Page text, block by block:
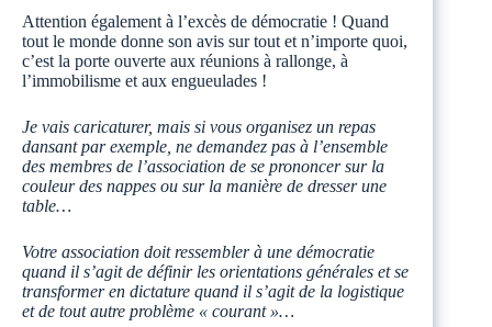
Attention également à l’excès de démocratie ! Quand
tout le monde donne son avis sur tout et n’importe quoi,
c’est la porte ouverte aux réunions à rallonge, à
l’immobilisme et aux engueulades !
Je vais caricaturer, mais si vous organisez un repas
dansant par exemple, ne demandez pas à l’ensemble
des membres de l’association de se prononcer sur la
couleur des nappes ou sur la manière de dresser une
table…
Votre association doit ressembler à une démocratie
quand il s’agit de définir les orientations générales et se
transformer en dictature quand il s’agit de la logistique
et de tout autre problème « courant »…